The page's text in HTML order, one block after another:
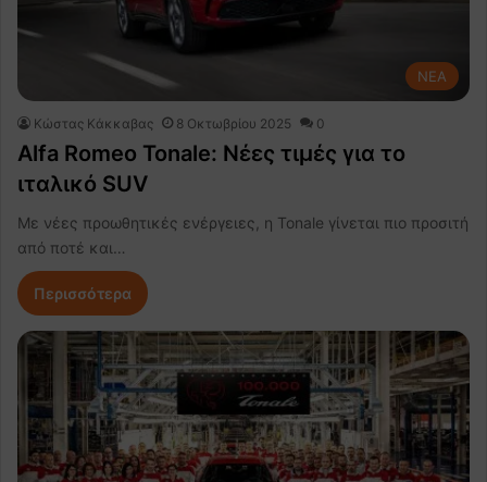
NEA
Κώστας Κάκκαβας 8 Οκτωβρίου 2025 0
Alfa Romeo Tonale: Νέες τιμές για το
ιταλικό SUV
Με νέες προωθητικές ενέργειες, η Tonale γίνεται πιο προσιτή
από ποτέ και…
Περισσότερα